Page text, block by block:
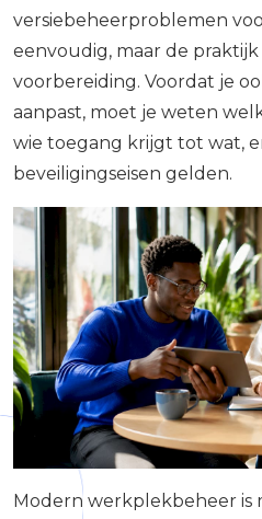
versiebeheerproblemen
eenvoudig, maar de
voorbereiding. Voordat je
aanpast, moet je weten
wie toegang krijgt tot wat,
beveiligingseisen gelden.
Modern werkplekbeheer is